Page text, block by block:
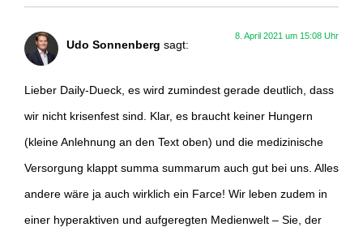
Udo Sonnenberg sagt:
8. April 2021 um 15:08 Uhr
Lieber Daily-Dueck, es wird zumindest gerade deutlich, dass
wir nicht krisenfest sind. Klar, es braucht keiner Hungern
(kleine Anlehnung an den Text oben) und die medizinische
Versorgung klappt summa summarum auch gut bei uns. Alles
andere wäre ja auch wirklich ein Farce! Wir leben zudem in
einer hyperaktiven und aufgeregten Medienwelt – Sie, der